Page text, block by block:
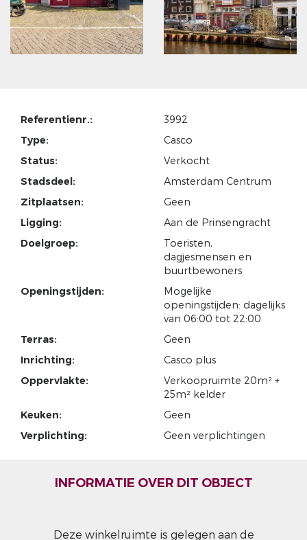
Referentienr.: 3992
Type: Casco
Status: Verkocht
Stadsdeel: Amsterdam Centrum
Zitplaatsen: Geen
Ligging: Aan de Prinsengracht
Doelgroep:
Toeristen,
dagjesmensen en
buurtbewoners
Openingstijden:
Mogelijke
openingstijden: dagelijks
van 06:00 tot 22:00
Terras: Geen
Inrichting: Casco plus
Oppervlakte:
Verkoopruimte 20m² +
25m² kelder
Keuken: Geen
Verplichting: Geen verplichtingen
INFORMATIE OVER DIT OBJECT
Deze winkelruimte is gelegen aan de